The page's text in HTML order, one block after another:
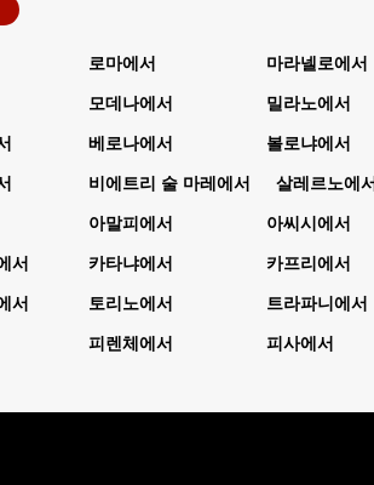
로마에서 마라넬로에서
모데나에서 밀라노에서
베로나에서 볼로냐에서
비에트리 술 마레에서 살레르노에
아말피에서 아씨시에서
서 카타냐에서 카프리에서
서 토리노에서 트라파니에서
피렌체에서 피사에서